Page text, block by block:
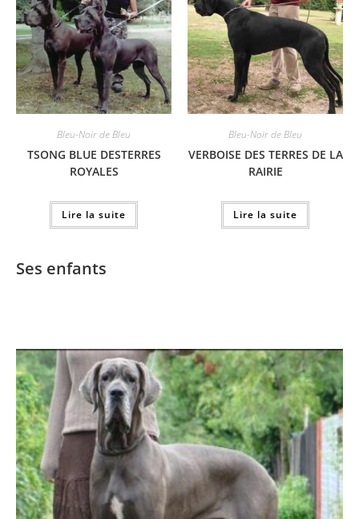
Bleu-Noir de Bleu
TSONG BLUE DESTERRES
ROYALES
Lire la suite
Bleu-Noir de Bleu
VERBOISE DES TERRES DE LA
RAIRIE
Lire la suite
Ses enfants